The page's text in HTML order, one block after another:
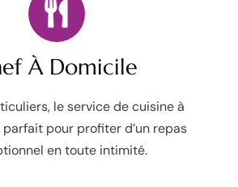
À Domicile
le service de cuisine à
pour profiter d’un repas
en toute intimité.